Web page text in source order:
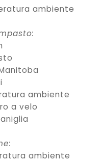
ambiente
ambiente
a velo
ambiente